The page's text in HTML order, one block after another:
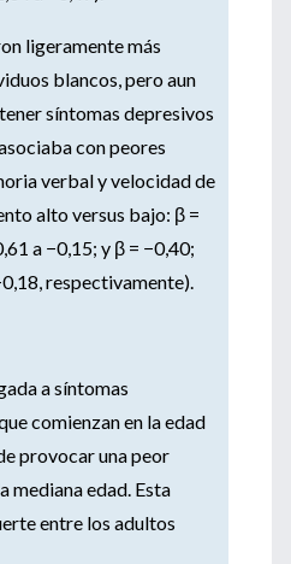
ligeramente más
blancos, pero aun
síntomas depresivos
con peores
verbal y velocidad de
alto versus bajo: β =
a −0,15; y β = −0,40;
respectivamente).
a síntomas
comienzan en la edad
provocar una peor
mediana edad. Esta
entre los adultos